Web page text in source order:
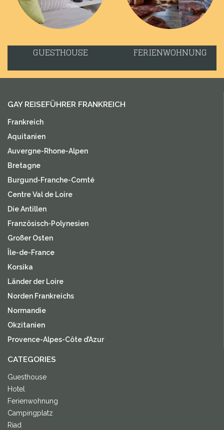
GUESTHOUSE FERIENWOHNUNG
GAY REISEFÜHRER FRANKREICH
Frankreich
Aquitanien
Auvergne-Rhone-Alpen
Bretagne
Burgund-Franche-Comté
Centre Val de Loire
Die Antillen
Französisch-Polynesien
Großer Osten
Île-de-France
Korsika
Länder der Loire
Norden Frankreichs
Normandie
Okzitanien
Provence-Alpes-Côte d’Azur
CATEGORIES
Guesthouse
Hotel
Ferienwohnung
Campingplatz
Riad